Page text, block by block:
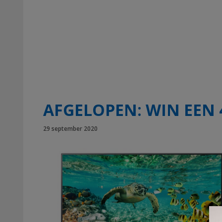
AFGELOPEN: WIN
29 september 2020